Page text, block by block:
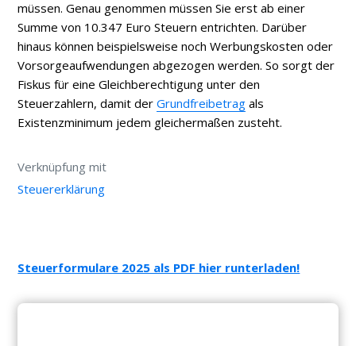
müssen. Genau genommen müssen Sie erst ab einer
Summe von 10.347 Euro Steuern entrichten. Darüber
hinaus können beispielsweise noch Werbungskosten oder
Vorsorgeaufwendungen abgezogen werden. So sorgt der
Fiskus für eine Gleichberechtigung unter den
Steuerzahlern, damit derGrundfreibetrag als
Existenzminimum jedem gleichermaßen zusteht.
Verknüpfung mit
Steuererklärung
Steuerformulare 2025 als PDF hier runterladen!